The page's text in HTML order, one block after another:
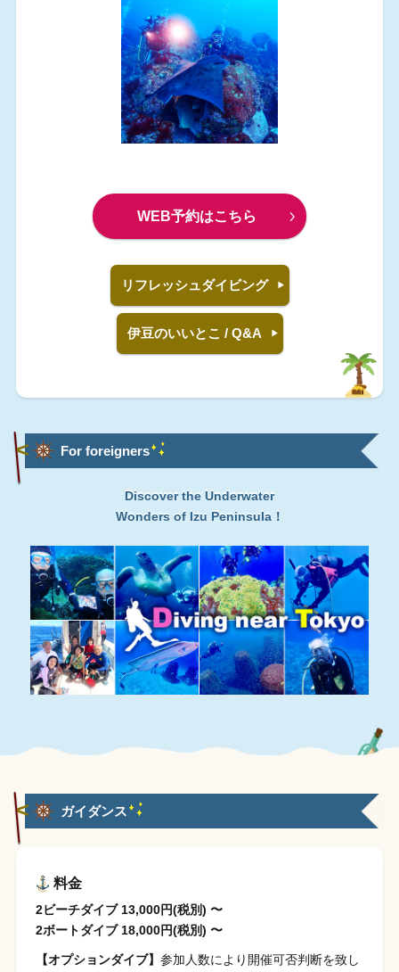
WEB予約はこちら
リフレッシュダイビング
伊豆のいいとこ / Q&A
For foreigners
Discover the Underwater
Wonders of Izu Peninsula！
ガイダンス
料金
2ビーチダイブ 13,000円(税別) 〜
2ボートダイブ 18,000円(税別) 〜
【オプションダイブ】参加人数により開催可否判断を致し